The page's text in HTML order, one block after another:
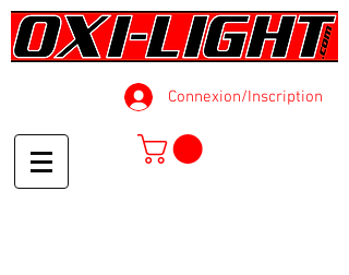
Connexion/Inscription